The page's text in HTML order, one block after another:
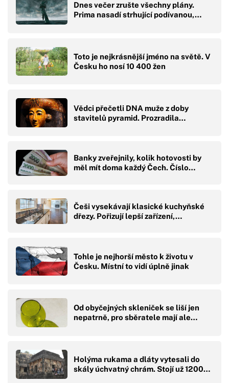
Dnes večer zrušte všechny plány.
Prima nasadí strhující podívanou,…
Toto je nejkrásnější jméno na světě. V
Česku ho nosí 10 400 žen
Vědci přečetli DNA muže z doby
stavitelů pyramid. Prozradila…
Banky zveřejnily, kolik hotovosti by
měl mít doma každý Čech. Číslo…
Češi vysekávají klasické kuchyňské
dřezy. Pořizují lepší zařízení,…
Tohle je nejhorší město k životu v
Česku. Místní to vidí úplně jinak
Od obyčejných skleniček se liší jen
nepatrně, pro sběratele mají ale…
Holýma rukama a dláty vytesali do
skály úchvatný chrám. Stojí už 1200…